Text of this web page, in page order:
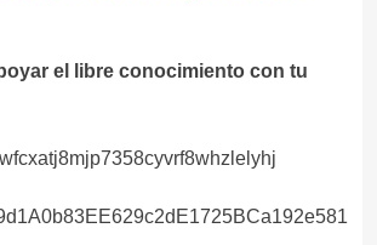
el libre conocimiento con tu